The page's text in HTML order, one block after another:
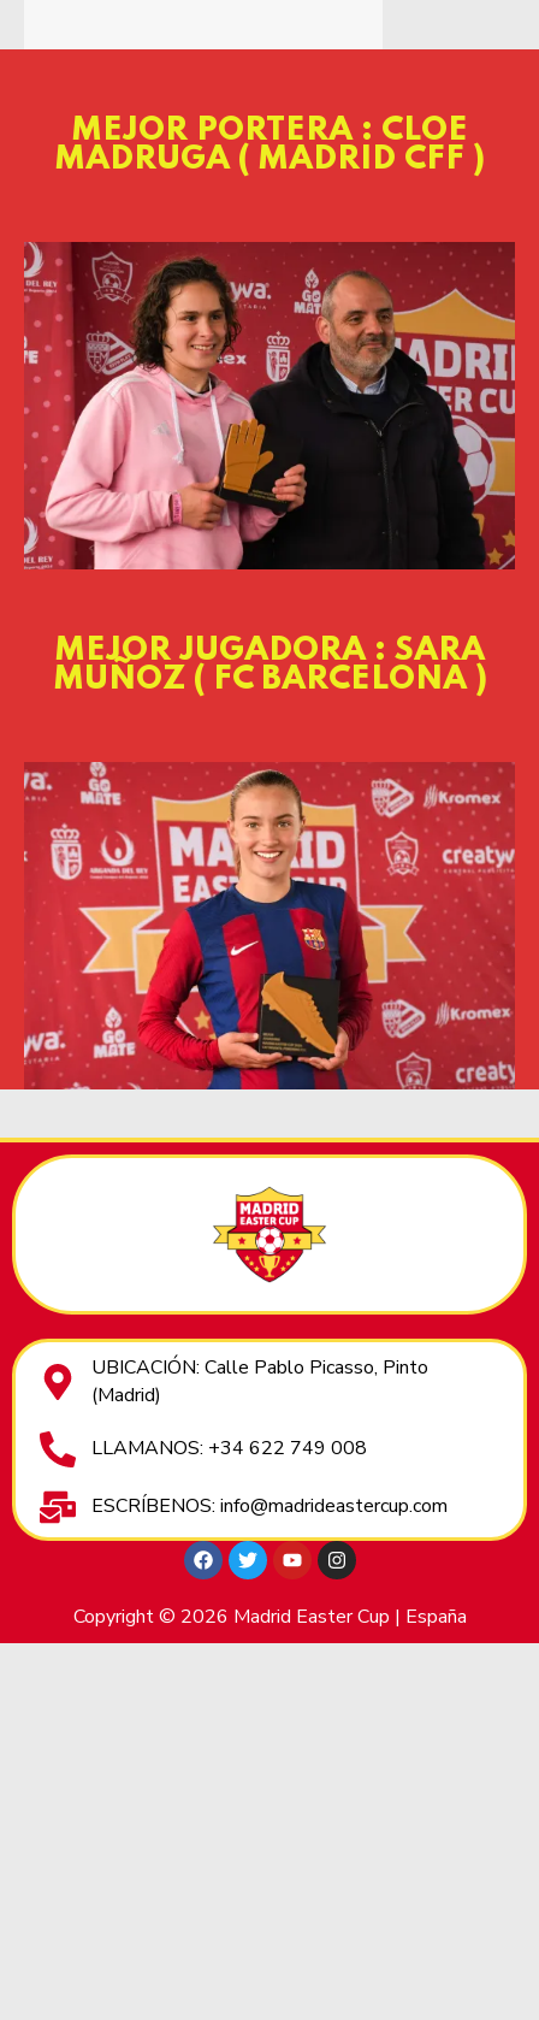
MEJOR PORTERA : CLOE
MADRUGA ( MADRID CFF )
MEJOR JUGADORA : SARA
MUÑOZ ( FC BARCELONA )
UBICACIÓN: Calle Pablo Picasso, Pinto
(Madrid)
LLAMANOS: +34 622 749 008
ESCRÍBENOS: info@madrideastercup.com
Copyright © 2026 Madrid Easter Cup | España